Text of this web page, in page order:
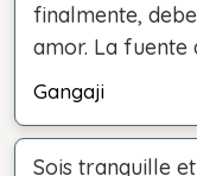
finalmente,
amor. La fuente
Gangaji
Sois tranquille